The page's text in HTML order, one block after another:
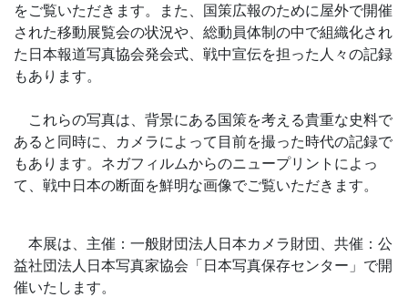
をご覧いただきます。また、国策広報のために屋外で開催
された移動展覧会の状況や、総動員体制の中で組織化され
た日本報道写真協会発会式、戦中宣伝を担った人々の記録
もあります。
これらの写真は、背景にある国策を考える貴重な史料で
あると同時に、カメラによって目前を撮った時代の記録で
もあります。ネガフィルムからのニュープリントによっ
て、戦中日本の断面を鮮明な画像でご覧いただきます。
本展は、主催：一般財団法人日本カメラ財団、共催：公
益社団法人日本写真家協会「日本写真保存センター」で開
催いたします。